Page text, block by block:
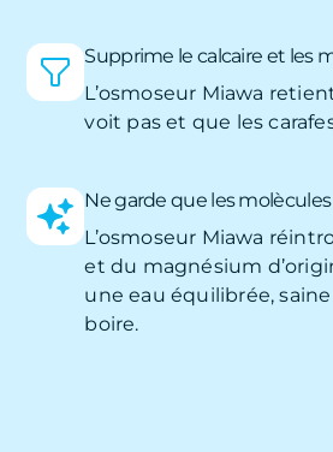
Supprime le calcaire et les
L’osmoseur Miawa
voit pas et que les
Ne garde que les molècules
L’osmoseur Miawa
et du magnésium
une eau équilibrée,
boire.